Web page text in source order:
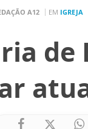
A12 EM IGREJA